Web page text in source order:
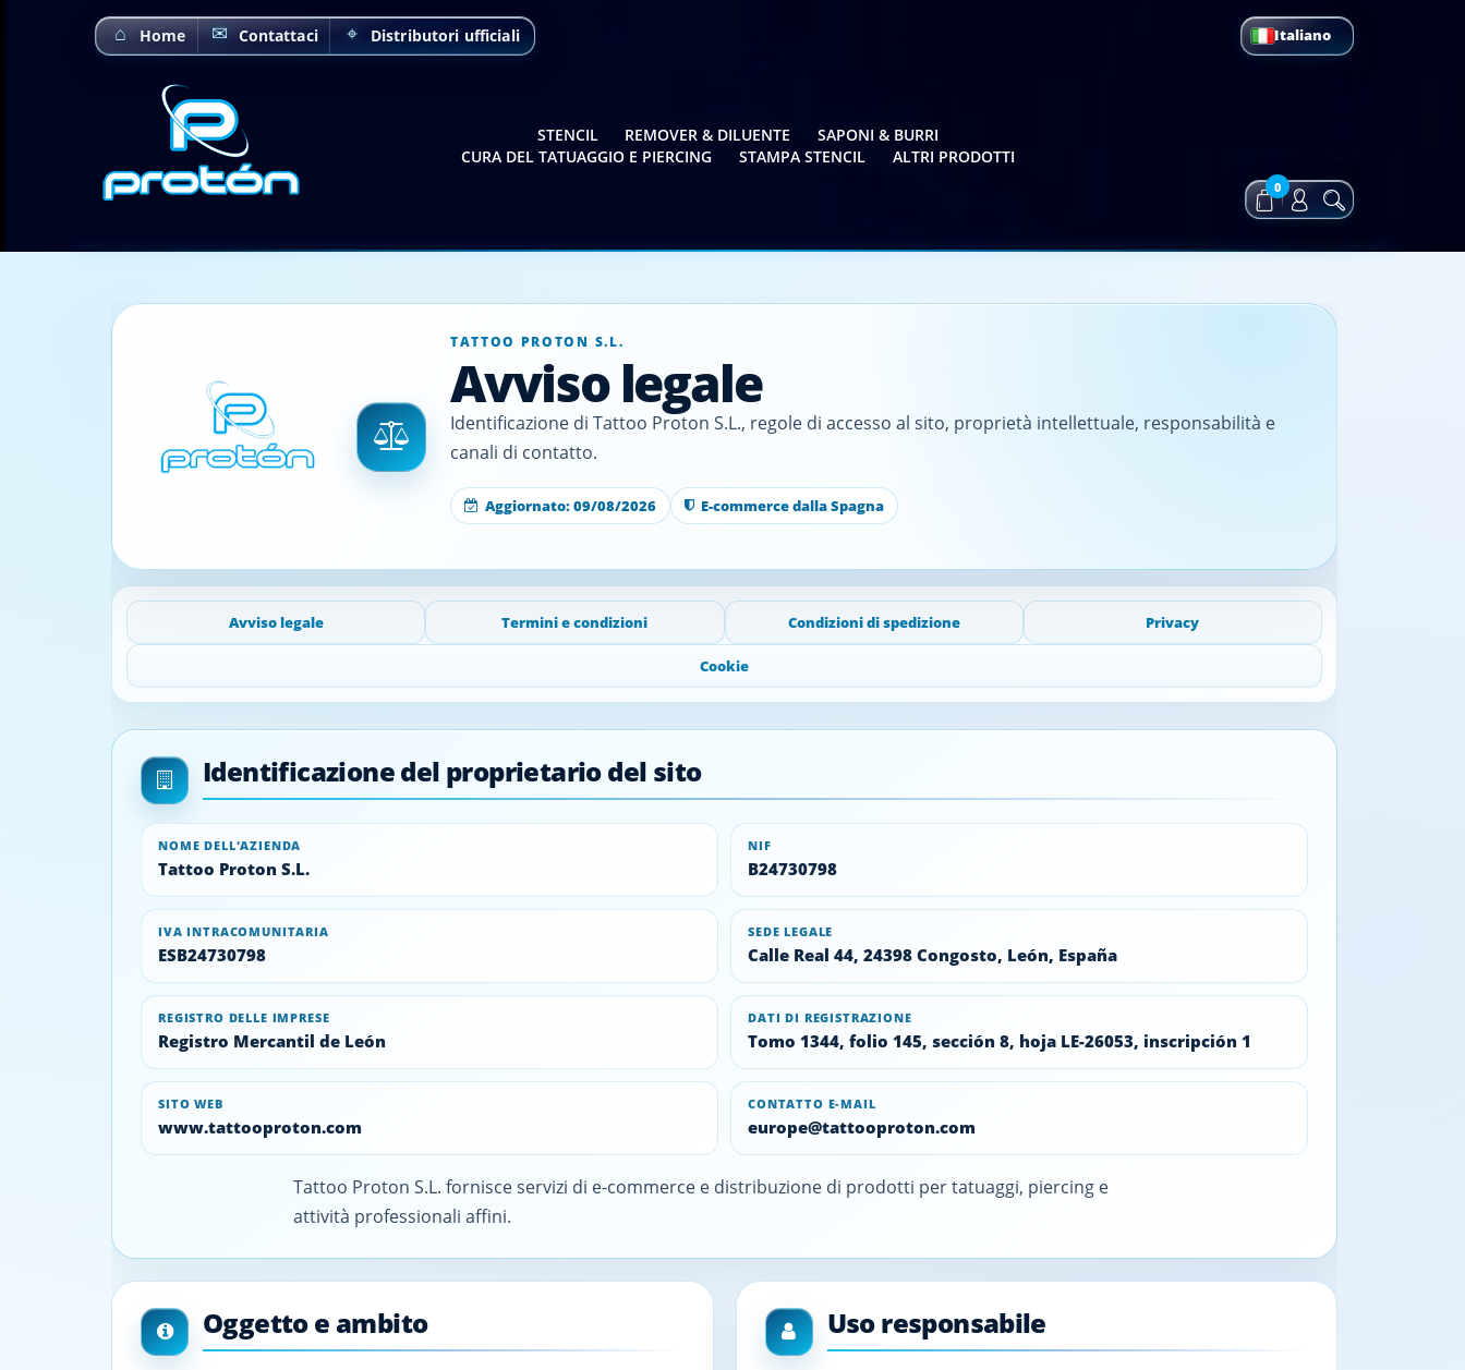
Contattaci Distributori ufficiali
Home Italiano
STENCIL REMOVER & DILUENTE
SAPONI & BURRI
CURA DEL TATUAGGIO E PIERCING
STAMPA STENCIL ALTRI PRODOTTI
0
TATTOO PROTON S.L.
Avviso legale
Identificazione di Tattoo Proton S.L., regole di accesso al sito, proprietà intellettuale, responsabilità e
canali di contatto.
Aggiornato: 09/08/2026 E-commerce dalla Spagna
Avviso legale Termini e condizioni Condizioni di spedizione Privacy
Cookie
Identificazione del proprietario del sito
NOME DELL'AZIENDA
Tattoo Proton S.L.
NIF
B24730798
IVA INTRACOMUNITARIA
ESB24730798
SEDE LEGALE
Calle Real 44, 24398 Congosto, León, España
REGISTRO DELLE IMPRESE
Registro Mercantil de León
DATI DI REGISTRAZIONE
Tomo 1344, folio 145, sección 8, hoja LE-26053, inscripción 1
SITO WEB
www.tattooproton.com
CONTATTO E-MAIL
europe@tattooproton.com
Tattoo Proton S.L. fornisce servizi di e-commerce e distribuzione di prodotti per tatuaggi, piercing e
attività professionali affini.
Oggetto e ambito Uso responsabile